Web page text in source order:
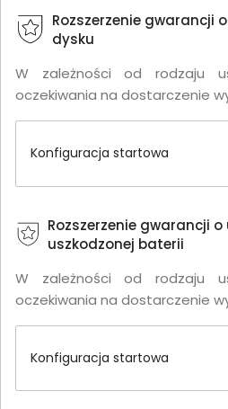
Rozszerzenie gwarancji
dysku
W zależności od rodzaju
oczekiwania na dostarczenie
Konfiguracja startowa
Rozszerzenie gwarancji
uszkodzonej baterii
W zależności od rodzaju
oczekiwania na dostarczenie
Konfiguracja startowa